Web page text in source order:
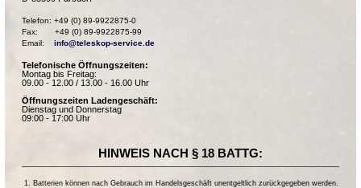
Telefon: +49 (0) 89-9922875-0
Fax:       +49 (0) 89-9922875-99
Email: info@teleskop-service.de
Telefonische Öffnungszeiten:
Montag bis Freitag:
09.00 - 12.00 / 13.00 - 16.00 Uhr
Öffnungszeiten Ladengeschäft:
Dienstag und Donnerstag
09:00 - 17:00 Uhr
HINWEIS NACH § 18 BATTG:
Batterien können nach Gebrauch im Handelsgeschäft unentgeltlich zurückgegeben werden.